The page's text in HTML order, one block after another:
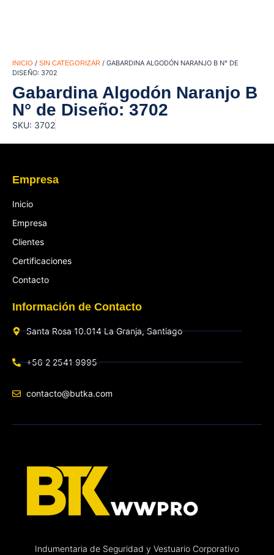
INICIO / SIN CATEGORIZAR / GABARDINA ALGODÓN NARANJO B N° DE
DISEÑO: 3702
Gabardina Algodón Naranjo B
N° de Diseño: 3702
SKU: 3702
Empresa
Inicio
Empresa
Clientes
Certificaciones
Contacto
Información de Contacto
Santa Rosa 10.014 La Granja, Santiago
+56 2 2541 9995
contacto@butka.com
Indumentaria de Seguridad y Vestuario Corporativo